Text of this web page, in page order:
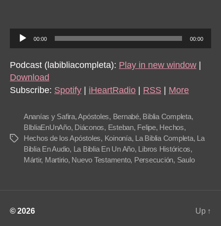
8
u
d
i
o
y
00:00 00:00
Podcast (labibliacompleta): Play in new window
Download
Subscribe: Spotify iHeartRadio RSS More
Tags
Ananías y Safira,Apóstoles, Bernabé, Biblia Completa,
BIbliaEnUnAño, Diáconos, Esteban, Felipe, Hechos,
Hechos de los Apóstoles, Koinonía, La Biblia Completa, La
Biblia En Audio, La Biblia En Un Año, Libros Históricos,
Mártir, Martirio, Nuevo Testamento, Persecución, Saulo
© 2026 Up ↑